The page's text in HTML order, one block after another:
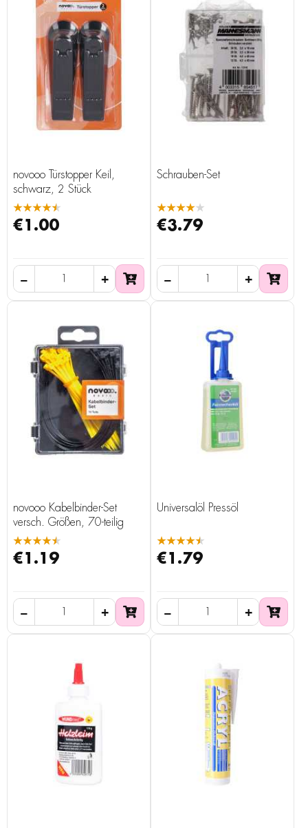
novooo Türstopper Keil,
schwarz, 2 Stück
★★★★★
€1.00
Schrauben-Set
★★★★★
€3.79
novooo Kabelbinder-Set
versch. Größen, 70-teilig
★★★★★
€1.19
Universalöl Pressöl
★★★★★
€1.79